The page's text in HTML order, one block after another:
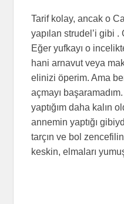
Tarif kolay, ancak o
yapılan strudel’i gibi
Eğer yufkayı o
hani arnavut veya
elinizi öperim. Ama
açmayı
yaptığım daha kalın
annemin yaptığı
tarçın ve bol
keskin, elmaları